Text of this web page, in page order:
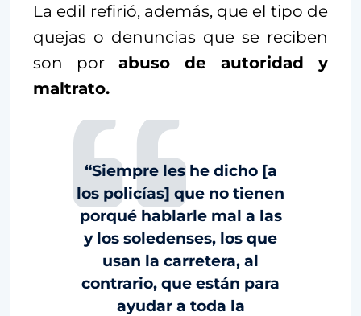
La edil refirió, además, que el tipo de
quejas o denuncias que se reciben
son por abuso de autoridad y
maltrato.
“Siempre les he dicho [a
los policías] que no tienen
porqué hablarle mal a las
y los soledenses, los que
usan la carretera, al
contrario, que están para
ayudar a toda la